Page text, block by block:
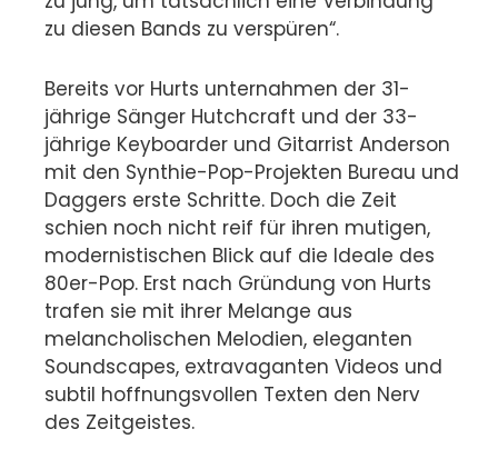
zu diesen Bands zu verspüren“.
Bereits vor Hurts unternahmen der 31-
jährige Sänger Hutchcraft und der 33-
jährige Keyboarder und Gitarrist Anderson
mit den Synthie-Pop-Projekten Bureau und
Daggers erste Schritte. Doch die Zeit
schien noch nicht reif für ihren mutigen,
modernistischen Blick auf die Ideale des
80er-Pop. Erst nach Gründung von Hurts
trafen sie mit ihrer Melange aus
melancholischen Melodien, eleganten
Soundscapes, extravaganten Videos und
subtil hoffnungsvollen Texten den Nerv
des Zeitgeistes.